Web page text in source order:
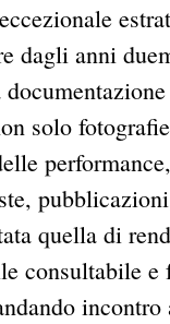
dagli anni
solo
quella di
consultabile e